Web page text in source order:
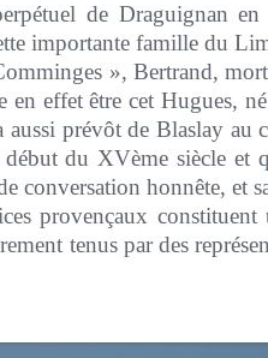
de Draguignan
importante famille du
», Bertrand,
effet être cet Hugues,
prévôt de Blaslay au
du XVème siècle et
honnête, et
provençaux
tenus par des